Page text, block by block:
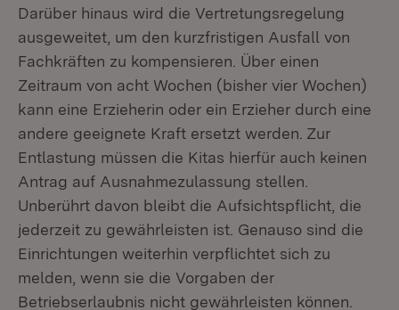
Darüber hinaus wird die Vertretungsregelung
ausgeweitet, um den kurzfristigen Ausfall von
Fachkräften zu kompensieren. Über einen
Zeitraum von acht Wochen (bisher vier Wochen)
kann eine Erzieherin oder ein Erzieher durch eine
andere geeignete Kraft ersetzt werden. Zur
Entlastung müssen die Kitas hierfür auch keinen
Antrag auf Ausnahmezulassung stellen.
Unberührt davon bleibt die Aufsichtspflicht, die
jederzeit zu gewährleisten ist. Genauso sind die
Einrichtungen weiterhin verpflichtet sich zu
melden, wenn sie die Vorgaben der
Betriebserlaubnis nicht gewährleisten können.